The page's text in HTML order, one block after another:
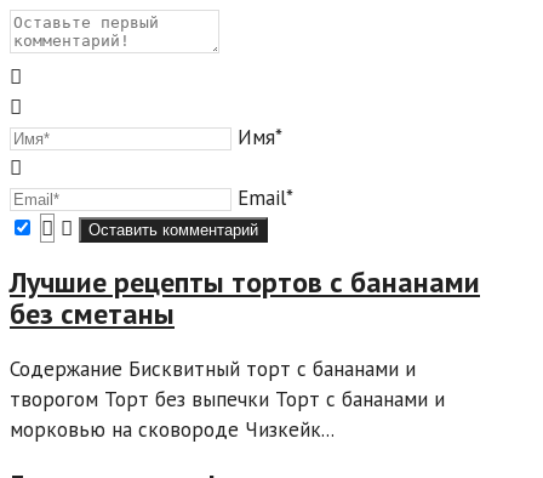
Имя*
Email*
Лучшие рецепты тортов с бананами
без сметаны
Содержание Бисквитный торт с бананами и
творогом Торт без выпечки Торт с бананами и
морковью на сковороде Чизкейк...